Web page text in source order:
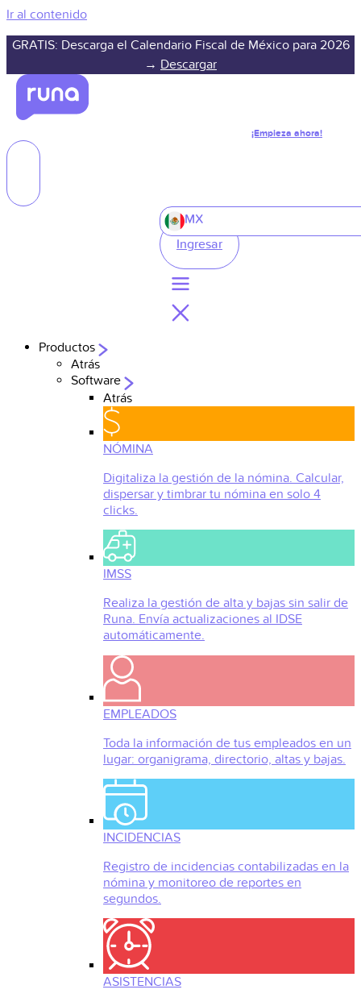
Ir al contenido
GRATIS: Descarga el Calendario Fiscal de México para 2026
→ Descargar
¡Empieza ahora!
MX
Ingresar
Productos
Atrás
Software
Atrás
NÓMINA
Digitaliza la gestión de la nómina. Calcular,
dispersar y timbrar tu nómina en solo 4
clicks.
IMSS
Realiza la gestión de alta y bajas sin salir de
Runa. Envía actualizaciones al IDSE
automáticamente.
EMPLEADOS
Toda la información de tus empleados en un
lugar: organigrama, directorio, altas y bajas.
INCIDENCIAS
Registro de incidencias contabilizadas en la
nómina y monitoreo de reportes en
segundos.
ASISTENCIAS